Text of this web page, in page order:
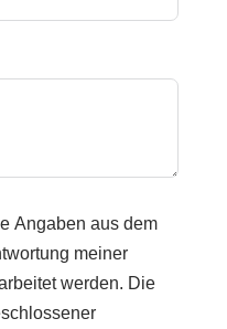
Angaben aus dem
meiner
werden. Die